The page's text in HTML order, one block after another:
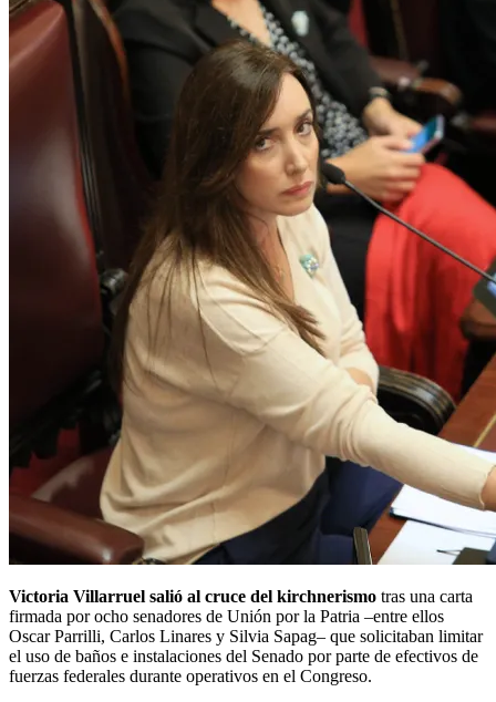
Victoria Villarruel salió al cruce del kirchnerismo tras una carta
firmada por ocho senadores de Unión por la Patria –entre ellos
Oscar Parrilli, Carlos Linares y Silvia Sapag– que solicitaban limitar
el uso de baños e instalaciones del Senado por parte de efectivos de
fuerzas federales durante operativos en el Congreso.